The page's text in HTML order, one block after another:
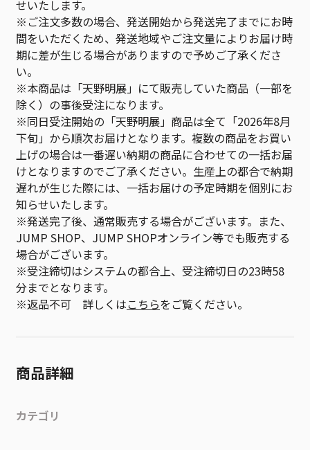
せいたします。
※ご注文多数の場合、発送開始から発送完了までにお時
間をいただくため、発送地域やご注文量によりお届け時
期に差が生じる場合がありますので予めご了承くださ
い。
※本商品は「天野明展」にて販売していた商品（一部を
除く）の事後受注になります。
※同日受注開始の「天野明展」商品は全て「2026年8月
下旬」から順次お届けとなります。複数の商品をお買い
上げの場合は一番遅い納期の商品に合わせての一括お届
けとなりますのでご了承ください。生産上の都合で納期
遅れが生じた際には、一括お届けの予定時期を個別にお
知らせいたします。
※発送完了後、通常販売する場合がございます。また、
JUMP SHOP、JUMP SHOPオンライン等でも販売する
場合がございます。
※受注締切はシステムの都合上、受注締切日の23時58
分までとなります。
※返品不可 詳しくはこちらをご覧ください。
商品詳細
カテゴリ